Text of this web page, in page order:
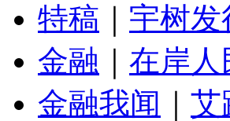
特稿
宇树发
金融
在岸人
金融我闻
艾